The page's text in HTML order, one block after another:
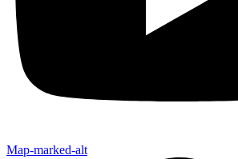
Map-marked-alt